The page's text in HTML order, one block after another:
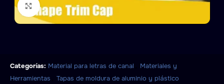
Click to enlarge
Categorías: Material para letras de canal
Materiales y
Herramientas
Tapas de moldura de aluminio y plástico